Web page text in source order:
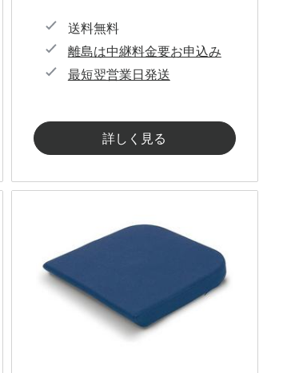
送料無料
離島は中継料金要お申込み
最短翌営業日発送
詳しく見る